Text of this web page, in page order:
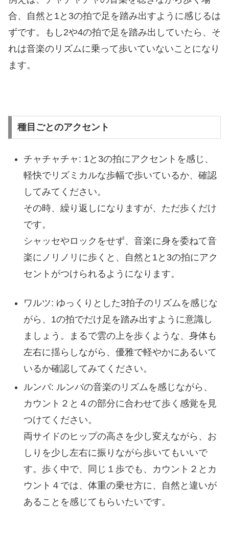
合、自然と1と3の拍で足を踏み出すように感じるは
ずです。もし2や4の拍で足を踏み出していたら、そ
れは音楽のリズムに乗って歩いていないことになり
ます。
種目ごとのアクセント
チャチャチャ: 1と3の拍にアクセントを感じ、
軽快でリズミカルな歩幅で歩いているか、確認
してみてください。
その時、繰り返しになりますが、ただ歩くだけ
です。
シャッセやロックをせず、音楽に身を委ねて音
楽にノリノリに歩くと、自然と1と3の拍にアク
セントがつけられるようになります。
ワルツ: ゆっくりとした3拍子のリズムを感じな
がら、1の拍でだけ足を踏み出すように意識し
ましょう。まるで雲の上を歩くような、身体も
左右に揺らしながら、優雅で軽やかにあるいて
いるか確認してみてください。
ルンバ: ルンバの音楽のリズムを感じながら、
カウント２と４の部分に合わせて歩く感覚を見
つけてください。
両サイドのヒップの高さを少し変えながら、お
しりを少し左右に振りながら歩いてもいいで
す。歩く中で、同じ１歩でも、カウント２とカ
ウント４では、体重の乗せ方に、自然と違いが
あることを感じてもらいたいです。